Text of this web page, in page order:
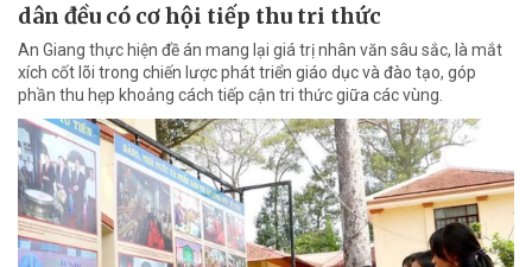
dân đều có cơ hội tiếp thu tri thức
An Giang thực hiện đề án mang lại giá trị nhân văn sâu sắc, là mắt
xích cốt lõi trong chiến lược phát triển giáo dục và đào tạo, góp
phần thu hẹp khoảng cách tiếp cận tri thức giữa các vùng.